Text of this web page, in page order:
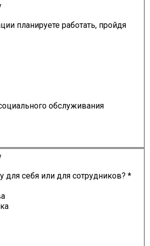
планируете работать, пройдя
обслуживания
для себя или для сотрудников? *